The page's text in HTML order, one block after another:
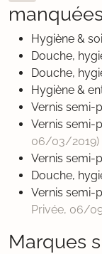
Hygiène &
Douche,
Douche,
Hygiène &
Vernis semi-
Vernis semi-
06/03/2019)
Vernis semi-
Douche,
Vernis semi-
Privée, 06/
Marques